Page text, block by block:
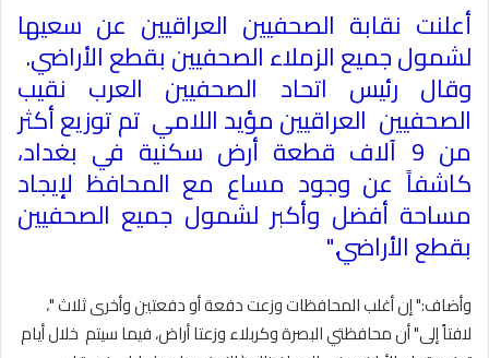
أعلنت نقابة الصحفيين العراقيين عن سعيها
لشمول جميع الزملاء الصحفيين بقطع الأراضي.
وقال رئيس اتحاد الصحفيين العرب نقيب
الصحفيين العراقيين مؤيد اللامي تم توزيع أكثر
من 9 آلاف قطعة أرض سكنية في بغداد،
كاشفاً عن وجود مساع مع المحافظ لإيجاد
مساحة أفضل وأكبر لشمول جميع الصحفيين
بقطع الأراضي".
وأضاف:" إن أغلب المحافظات وزعت دفعة أو دفعتين وأخرى ثلاث "،
لافتاً إلى" أن محافظتي البصرة وكربلاء وزعتا أراض، فيما سيتم خلال أيام